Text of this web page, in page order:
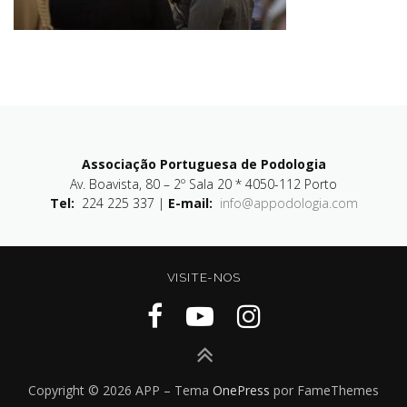
Associação Portuguesa de Podologia
Av. Boavista, 80 – 2º Sala 20 * 4050-112 Porto
Tel: 224 225 337 | E-mail: info@appodologia.com
VISITE-NOS
Copyright © 2026 APP – Tema OnePress por FameThemes